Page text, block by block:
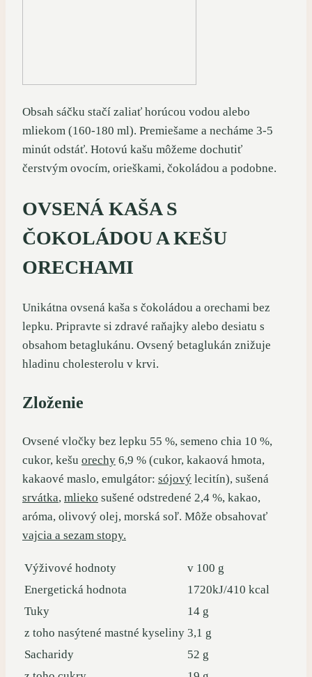
Obsah sáčku stačí zaliať horúcou vodou alebo
mliekom (160-180 ml). Premiešame a necháme 3-5
minút odstáť. Hotovú kašu môžeme dochutiť
čerstvým ovocím, orieškami, čokoládou a podobne.
OVSENÁ KAŠA S
ČOKOLÁDOU A KEŠU
ORECHAMI
Unikátna ovsená kaša s čokoládou a orechami bez
lepku. Pripravte si zdravé raňajky alebo desiatu s
obsahom betaglukánu. Ovsený betaglukán znižuje
hladinu cholesterolu v krvi.
Zloženie
Ovsené vločky bez lepku 55 %, semeno chia 10 %,
cukor, kešu orechy 6,9 % (cukor, kakaová hmota,
kakaové maslo, emulgátor: sójový lecitín), sušená
srvátka, mlieko sušené odstredené 2,4 %, kakao,
aróma, olivový olej, morská soľ. Môže obsahovať
vajcia a sezam stopy.
Výživové hodnoty
v 100 g
Energetická hodnota
1720kJ/410 kcal
Tuky
14 g
z toho nasýtené mastné kyseliny 3,1 g
Sacharidy
52 g